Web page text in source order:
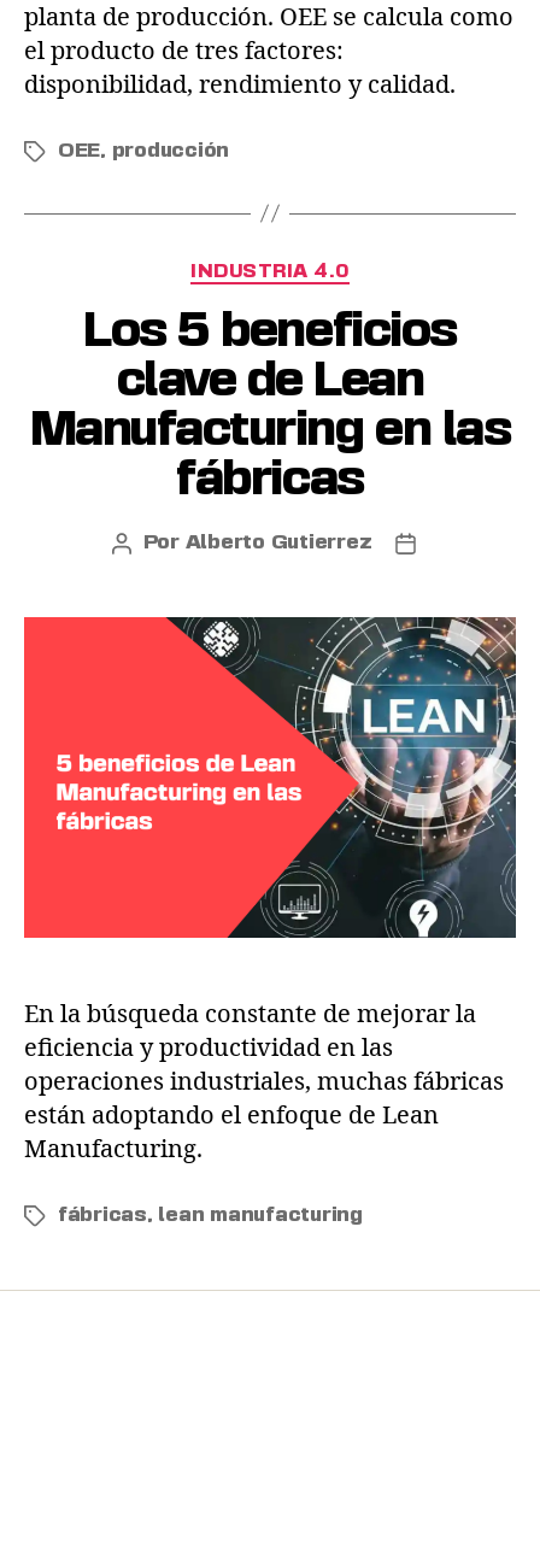
planta de producción. OEE se calcula como
el producto de tres factores:
disponibilidad, rendimiento y calidad.
OEE, producción
INDUSTRIA 4.0
Los 5 beneficios
clave de Lean
Manufacturing en las
fábricas
Por Alberto Gutierrez
En la búsqueda constante de mejorar la
eficiencia y productividad en las
operaciones industriales, muchas fábricas
están adoptando el enfoque de Lean
Manufacturing.
fábricas, lean manufacturing